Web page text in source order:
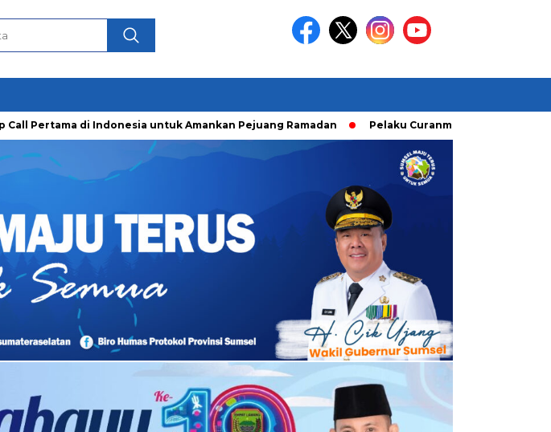
di Indonesia untuk Amankan Pejuang Ramadan Pelaku Curanmor diringkusi Unit Ranmor